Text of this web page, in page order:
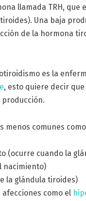
llamada TRH, que
Una baja
de la hormona
es la
, esto quiere decir
menos comunes
(ocurre cuando la
nacimiento)
la glándula tiroides)
como el